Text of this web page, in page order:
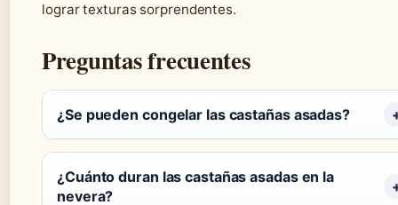
lograr texturas sorprendentes.
Preguntas frecuentes
¿Se pueden congelar las castañas asadas?
¿Cuánto duran las castañas asadas en la
nevera?